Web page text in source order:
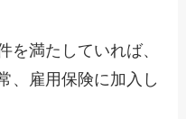
を満たしていれば、
、雇用保険に加入し